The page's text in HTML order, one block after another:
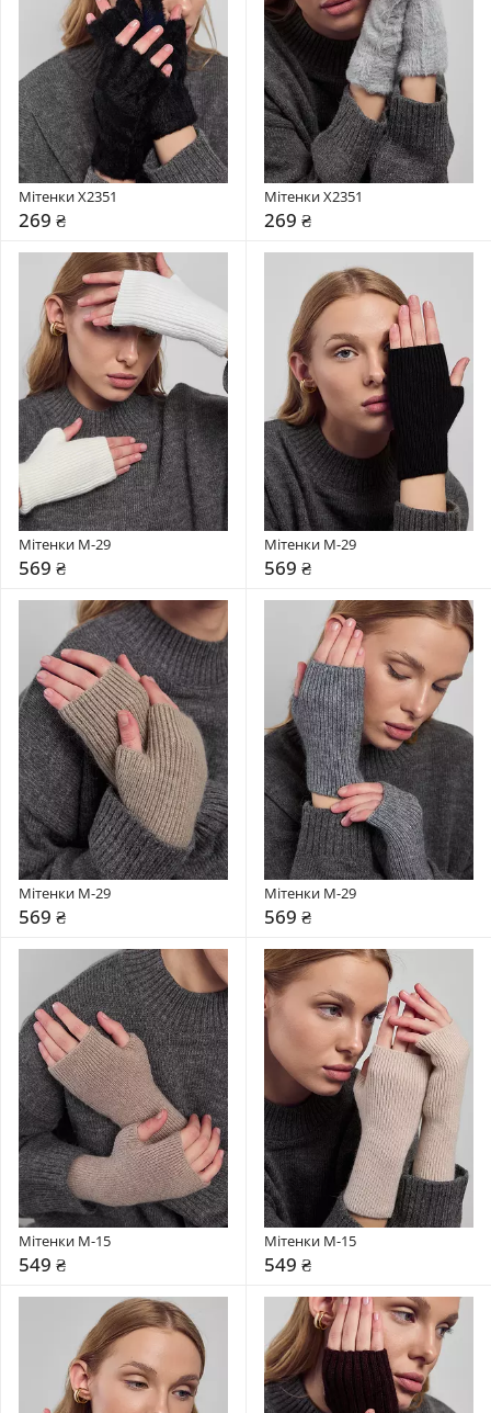
Мітенки X2351
269 ₴
Мітенки X2351
269 ₴
Мітенки М-29
569 ₴
Мітенки М-29
569 ₴
Мітенки М-29
569 ₴
Мітенки М-29
569 ₴
Мітенки М-15
549 ₴
Мітенки М-15
549 ₴